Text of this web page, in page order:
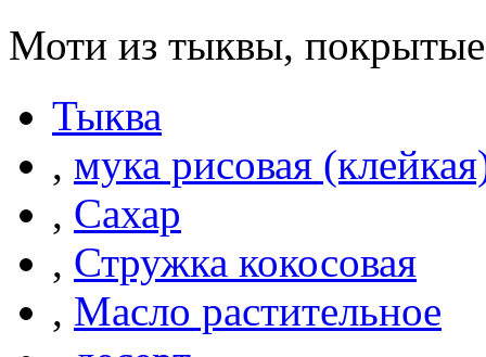
Моти из тыквы,
Тыква
, мука рисовая
, Сахар
, Стружка кокосовая
, Масло растительное